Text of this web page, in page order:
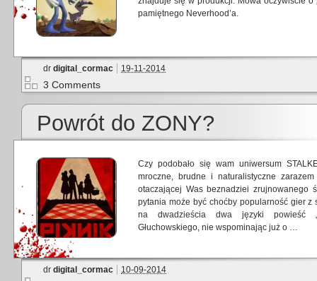
pamiętnego Neverhood’a.
dr digital_cormac 19-11-2014
3 Comments
Powrót do ZONY?
Czy podobało się wam uniwersum
mroczne, brudne i naturalistyczne
otaczającej Was beznadziei zrujnowanego
pytania może być choćby popularność gier z
na dwadzieścia dwa języki powieść
Głuchowskiego, nie wspominając już o …
dr digital_cormac 10-09-2014